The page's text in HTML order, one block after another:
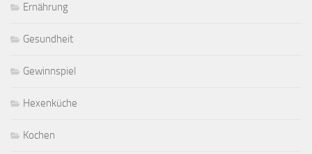
Ernährung
Gesundheit
Gewinnspiel
Hexenküche
Kochen